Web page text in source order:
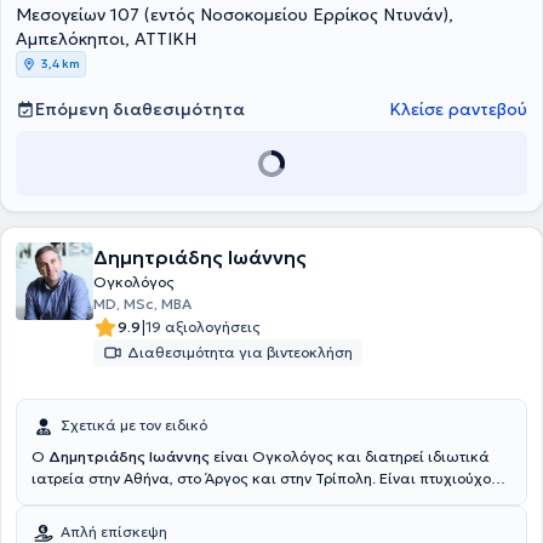
Μεσογείων 107 (εντός Νοσοκομείου Ερρίκος Ντυνάν),
Αμπελόκηποι, ΑΤΤΙΚΗ
3,4 km
Επόμενη διαθεσιμότητα Κλείσε ραντεβού
Δημητριάδης Ιωάννης
Ογκολόγος
MD, MSc, MBA
9.9|19 αξιολογήσεις
Διαθεσιμότητα για βιντεοκλήση
Σχετικά με τον ειδικό
Ο Δημητριάδης Ιωάννης είναι Ογκολόγος και διατηρεί ιδιωτικά
ιατρεία στην Αθήνα, στο Άργος και στην Τρίπολη. Είναι πτυχιούχος
Πατρών και ειδικεύτηκε στην Παθολογία, στην Παθολογική Κλινική
Απλή επίσκεψη